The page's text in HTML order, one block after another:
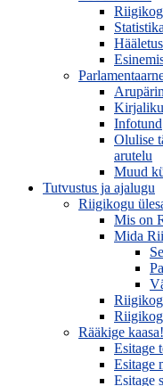
Statistika
Infotund
Olulise
arutelu
Muud
Tutvustus ja ajalugu
Riigikogu
Mis on
Mida
Rääkige kaasa!
Esitage
Esitage
Esitage